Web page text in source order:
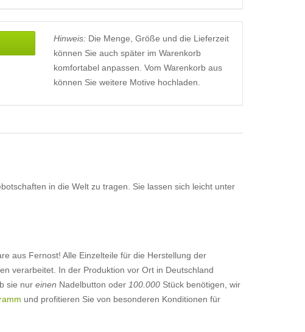
Hinweis:Die Menge, Größe und die Lieferzeit
können Sie auch später im Warenkorb
komfortabel anpassen. Vom Warenkorb aus
können Sie weitere Motive hochladen.
in die Welt zu tragen. Sie lassen sich leicht unter
aus Fernost! Alle Einzelteile für die Herstellung der
verarbeitet. In der Produktion vor Ort in Deutschland
sie nur einen Nadelbutton oder 100.000 Stück benötigen, wir
und profitieren Sie von besonderen Konditionen für